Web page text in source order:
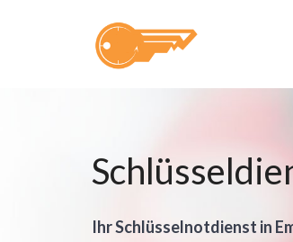
Ihr Schlüsselnotdienst in